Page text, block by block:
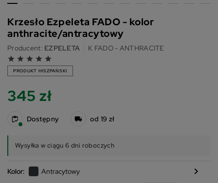
Krzesło Ezpeleta FADO - kolor
anthracite/antracytowy
Producent: EZPELETA K FADO - ANTHRACITE
grade grade grade grade grade
PRODUKT HISZPAŃSKI
345 zł
Dostępny od 19 zł
Wysyłka w ciągu 6 dni roboczych
Kolor: Antracytowy chevron_right